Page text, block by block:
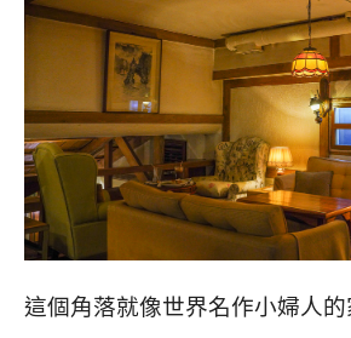
這個角落就像世界名作小婦人的